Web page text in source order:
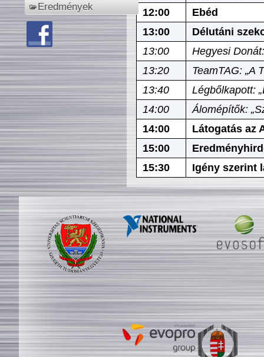
Eredmények
12:00
Ebéd
13:00
Délutáni
13:00
Hegyesi
13:20
TeamTAG: „A
13:40
Légbőlkapott:
14:00
Álomépítők:
14:00
Látogatás az
15:00
15:30
Igény szerint